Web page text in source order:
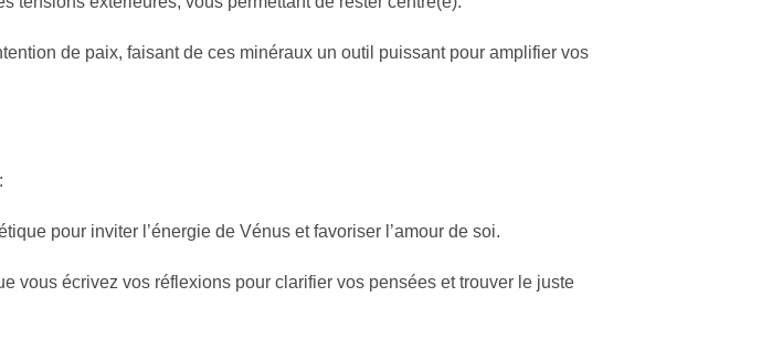
de paix, faisant de ces minéraux un outil puissant pour amplifier vos
pour inviter l’énergie de Vénus et favoriser l’amour de soi.
vous écrivez vos réflexions pour clarifier vos pensées et trouver le juste